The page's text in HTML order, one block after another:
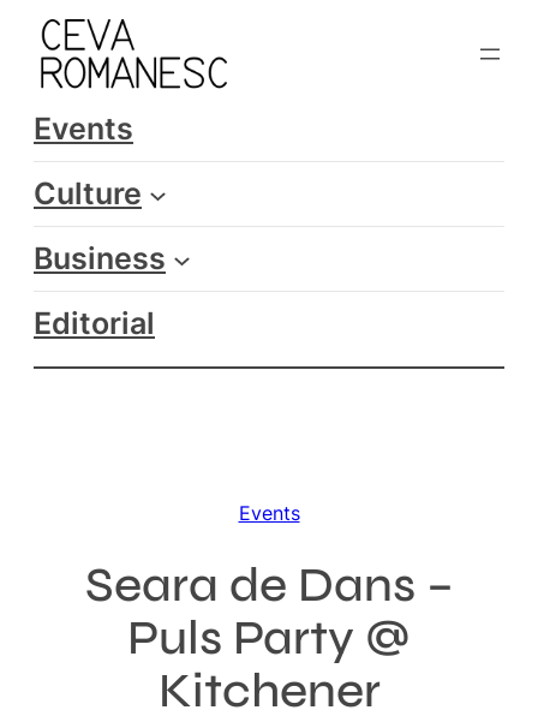
Skip
content
Events
Culture
Business
Editorial
Events
Seara de Dans –
Puls Party @
Kitchener